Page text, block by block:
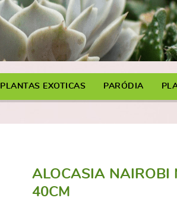
PLANTAS EXOTICAS PARÓDIA
ALOCASIA NAIROBI
40CM